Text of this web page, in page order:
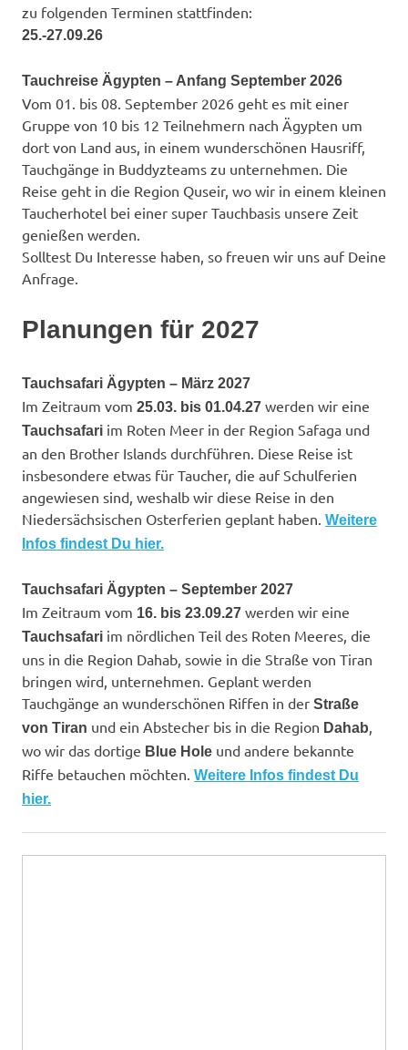
zu folgenden Terminen stattfinden:
25.-27.09.26
Tauchreise Ägypten – Anfang September 2026
Vom 01. bis 08. September 2026 geht es mit einer
Gruppe von 10 bis 12 Teilnehmern nach Ägypten um
dort von Land aus, in einem wunderschönen Hausriff,
Tauchgänge in Buddyzteams zu unternehmen. Die
Reise geht in die Region Quseir, wo wir in einem kleinen
Taucherhotel bei einer super Tauchbasis unsere Zeit
genießen werden.
Solltest Du Interesse haben, so freuen wir uns auf Deine
Anfrage.
Planungen für 2027
Tauchsafari Ägypten – März 2027
Im Zeitraum vom 25.03. bis 01.04.27 werden wir eine
Tauchsafari im Roten Meer in der Region Safaga und
an den Brother Islands durchführen. Diese Reise ist
insbesondere etwas für Taucher, die auf Schulferien
angewiesen sind, weshalb wir diese Reise in den
Niedersächsischen Osterferien geplant haben. Weitere
Infos findest Du hier.
Tauchsafari Ägypten – September 2027
Im Zeitraum vom 16. bis 23.09.27 werden wir eine
Tauchsafari im nördlichen Teil des Roten Meeres, die
uns in die Region Dahab, sowie in die Straße von Tiran
bringen wird, unternehmen. Geplant werden
Tauchgänge an wunderschönen Riffen in der Straße
von Tiran und ein Abstecher bis in die Region Dahab,
wo wir das dortige Blue Hole und andere bekannte
Riffe betauchen möchten. Weitere Infos findest Du
hier.